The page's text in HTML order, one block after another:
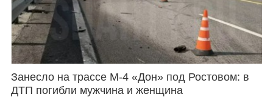
Занесло на трассе М-4 «Дон» под Ростовом: в
ДТП погибли мужчина и женщина